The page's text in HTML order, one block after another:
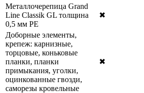
Металлочерепица Grand
Line Classik GL толщина
0,5 мм РЕ
✖
Доборные элементы,
крепеж: карнизные,
торцовые, коньковые
планки, планки
примыкания, уголки,
оцинкованные гвозди,
саморезы кровельные
✖